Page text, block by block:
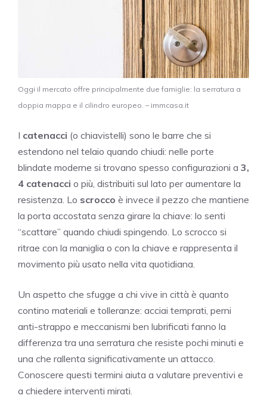
Oggi il mercato offre principalmente due famiglie: la serratura a
doppia mappa e il cilindro europeo. – immcasa.it
I catenacci (o chiavistelli) sono le barre che si
estendono nel telaio quando chiudi: nelle porte
blindate moderne si trovano spesso configurazioni a 3,
4 catenacci o più, distribuiti sul lato per aumentare la
resistenza. Lo scrocco è invece il pezzo che mantiene
la porta accostata senza girare la chiave: lo senti
“scattare” quando chiudi spingendo. Lo scrocco si
ritrae con la maniglia o con la chiave e rappresenta il
movimento più usato nella vita quotidiana.
Un aspetto che sfugge a chi vive in città è quanto
contino materiali e tolleranze: acciai temprati, perni
anti-strappo e meccanismi ben lubrificati fanno la
differenza tra una serratura che resiste pochi minuti e
una che rallenta significativamente un attacco.
Conoscere questi termini aiuta a valutare preventivi e
a chiedere interventi mirati.